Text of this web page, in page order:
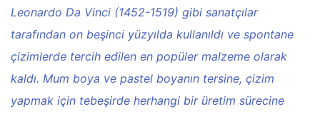
Leonardo Da Vinci (1452-1519) gibi sanatçılar
tarafından on beşinci yüzyılda kullanıldı ve spontane
çizimlerde tercih edilen en popüler malzeme olarak
kaldı. Mum boya ve pastel boyanın tersine, çizim
yapmak için tebeşirde herhangi bir üretim sürecine